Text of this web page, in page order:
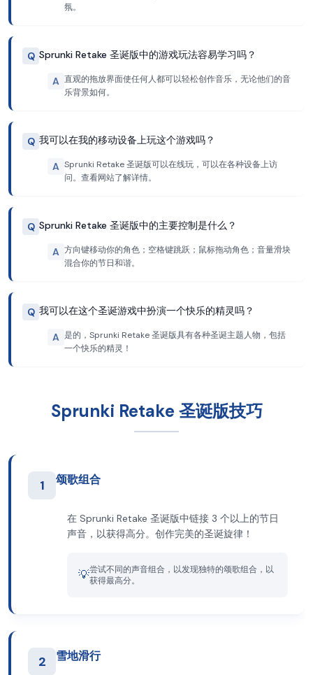
氛。
Q Sprunki Retake 圣诞版中的游戏玩法容易学习吗？
A 直观的拖放界面使任何人都可以轻松创作音乐，无论他们的音
乐背景如何。
Q 我可以在我的移动设备上玩这个游戏吗？
A Sprunki Retake 圣诞版可以在线玩，可以在各种设备上访
问。查看网站了解详情。
Q Sprunki Retake 圣诞版中的主要控制是什么？
A 方向键移动你的角色；空格键跳跃；鼠标拖动角色；音量滑块
混合你的节日和谐。
Q 我可以在这个圣诞游戏中扮演一个快乐的精灵吗？
A 是的，Sprunki Retake 圣诞版具有各种圣诞主题人物，包括
一个快乐的精灵！
Sprunki Retake 圣诞版技巧
1 颂歌组合
在 Sprunki Retake 圣诞版中链接 3 个以上的节日
声音，以获得高分。创作完美的圣诞旋律！
💡尝试不同的声音组合，以发现独特的颂歌组合，以
获得最高分。
2 雪地滑行